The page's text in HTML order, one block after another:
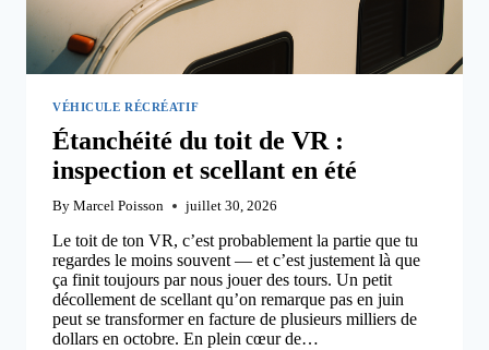
VÉHICULE RÉCRÉATIF
Étanchéité du toit de VR :
inspection et scellant en été
By Marcel Poisson juillet 30, 2026
Le toit de ton VR, c’est probablement la partie que tu
regardes le moins souvent — et c’est justement là que
ça finit toujours par nous jouer des tours. Un petit
décollement de scellant qu’on remarque pas en juin
peut se transformer en facture de plusieurs milliers de
dollars en octobre. En plein cœur de…